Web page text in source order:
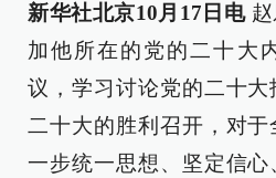
新华社北京10月17日电赵
加他所在的党的二十大
议，学习讨论党的二十
二十大的胜利召开，对
一步统一思想、坚定信